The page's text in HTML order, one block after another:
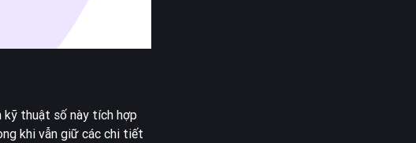
kỹ thuật số này tích hợp
khi vẫn giữ các chi tiết